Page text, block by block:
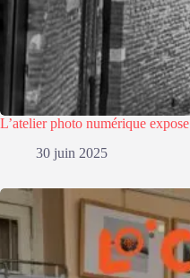
L’atelier photo numérique expose
30 juin 2025